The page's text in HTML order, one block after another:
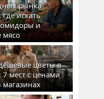
рынка
искать
и
мясо
цветы в
7 мест с ценами